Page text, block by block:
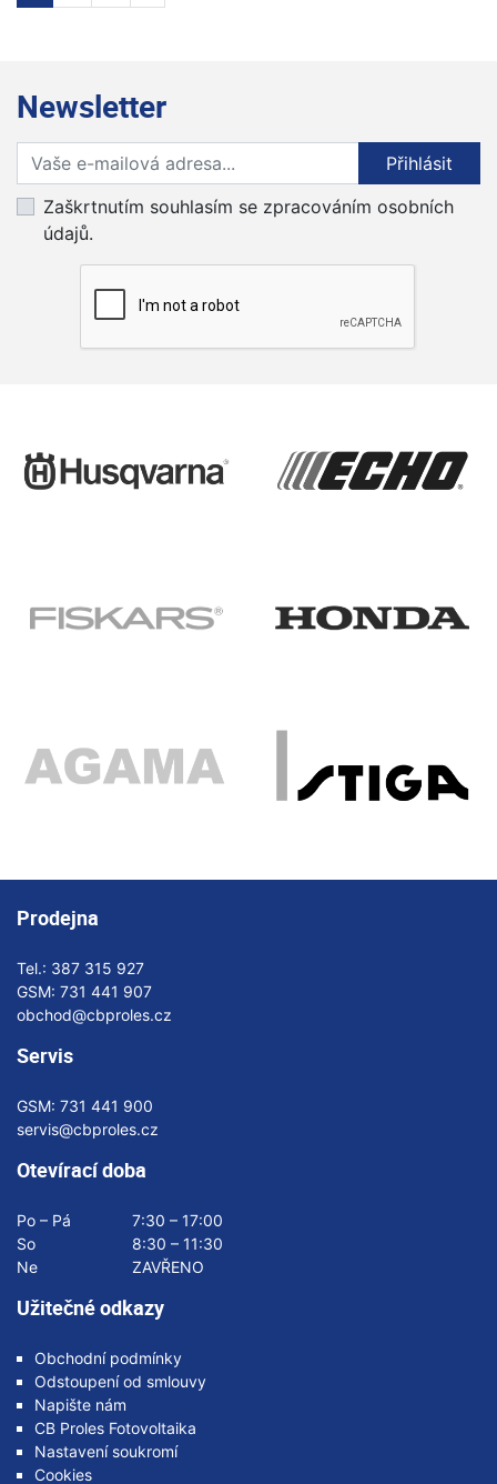
Newsletter
Přihlaste se k odběru novinek
Přihlásit
Zaškrtnutím souhlasím se zpracováním osobních
údajů.
Prodejna
Tel.: 387 315 927
GSM: 731 441 907
obchod@cbproles.cz
Servis
GSM: 731 441 900
servis@cbproles.cz
Otevírací doba
Po – Pá
7:30 – 17:00
So
8:30 – 11:30
Ne
ZAVŘENO
Užitečné odkazy
Obchodní podmínky
Odstoupení od smlouvy
Napište nám
CB Proles Fotovoltaika
Nastavení soukromí
Cookies